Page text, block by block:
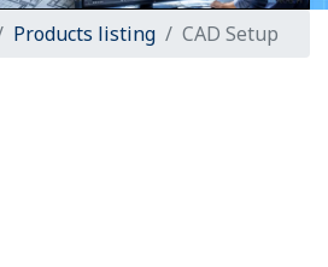
Products listing CAD Setup